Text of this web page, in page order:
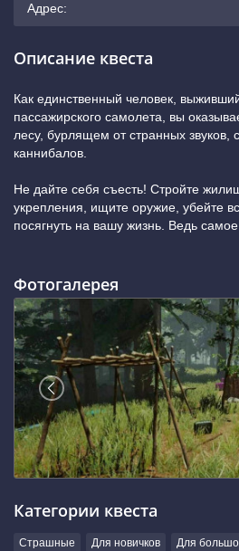
Адрес:
Описание квеста
Как единственный человек,
пассажирского самолета, вы
лесу, бурлящем от странных звуков,
каннибалов.
Не дайте себя съесть! Стройте
укрепления, ищите оружие, убейте
посягнуть на вашу жизнь. Ведь
Фотогалерея
Категории квеста
Страшные Для новичков Для